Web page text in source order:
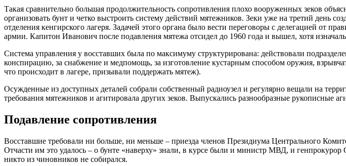
Такая сравнительно большая продолжительность сопротивления плохо вооруженных зеков
организовать бунт и четко выстроить систему действий мятежников. Зеки уже на третий день
отделения кенгирского лагеря. Задачей этого органа было вести переговоры с делегацией от
армии. Капитон Иванович после подавления мятежа отсидел до 1960 года и вышел, хотя
Система управления у восставших была по максимуму структурирована: действовали
конспирацию, за снабжение и медпомощь, за изготовление кустарным способом оружия,
что происходит в лагере, призывали поддержать мятеж).
Осужденные из доступных деталей собрали собственный радиоузел и регулярно вещали на
требования мятежников и агитировала других зеков. Выпускались разнообразные рукописные
Подавление сопротивления
Восставшие требовали ни больше, ни меньше – приезда членов Президиума Центрального
Отчасти им это удалось – о бунте «наверху» знали, в курсе были и министр МВД, и
никто из чиновников не собирался.